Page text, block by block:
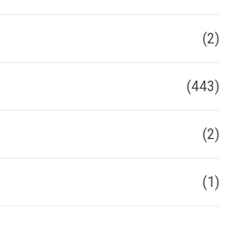
(2)
(443)
(2)
(1)